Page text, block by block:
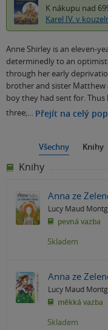
K nákupu nad
Karel IV. v
Anne Shirley is an eleven-
determinedly to an
through her early
brother and sister Matthew
boy they had sent for.
three;… Přejít na celý
Všechny Knihy
Knihy
Anna ze
Lucy Maud
pevná vazba
Skladem
Anna ze
Lucy Maud
měkká vazba
Skladem